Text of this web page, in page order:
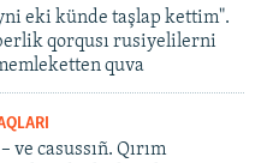
eki künde taşlap kettim".
qorqusı rusiyelilerni
quva
ve casussıñ. Qırım